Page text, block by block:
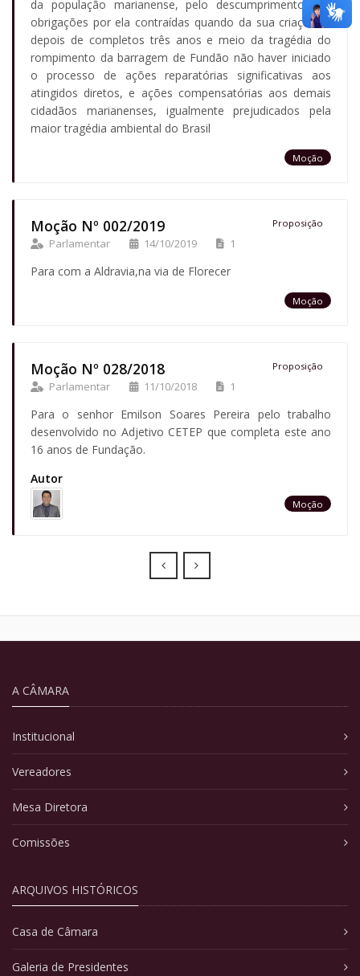
da população marianense, pelo descumprimento das
obrigações por ela contraídas quando da sua criação e,
depois de completos três anos e meio da tragédia do
rompimento da barragem de Fundão não haver iniciado
o processo de ações reparatórias significativas aos
atingidos diretos, e ações compensatórias aos demais
cidadãos marianenses, igualmente prejudicados pela
maior tragédia ambiental do Brasil
Moção
Moção Nº 002/2019 Proposição
Parlamentar 14/10/2019 1
Para com a Aldravia,na via de Florecer
Moção
Moção Nº 028/2018 Proposição
Parlamentar 11/10/2018 1
Para o senhor Emilson Soares Pereira pelo trabalho
desenvolvido no Adjetivo CETEP que completa este ano
16 anos de Fundação.
Autor
Moção
Prev Next
A CÂMARA
Institucional
Vereadores
Mesa Diretora
Comissões
ARQUIVOS HISTÓRICOS
Casa de Câmara
Galeria de Presidentes